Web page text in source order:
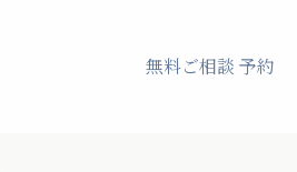
無料ご相談 予約